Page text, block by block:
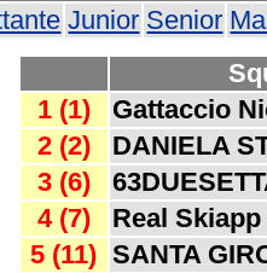
Junior Senior
1 (1)
Gattaccio
2 (2)
DANIELA
3 (6)
4 (7)
Real Skiapp
5 (11) SANTA